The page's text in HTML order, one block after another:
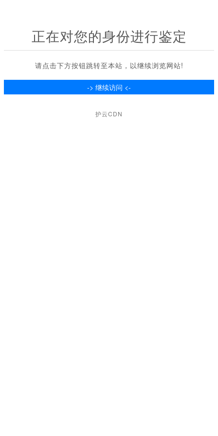
正在对您的身份进行鉴定
请点击下方按钮跳转至本站，以继续浏览网站!
护云CDN